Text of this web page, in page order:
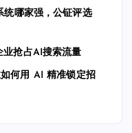
统哪家强，公钲评选
业抢占AI搜索流量
何用 AI 精准锁定招